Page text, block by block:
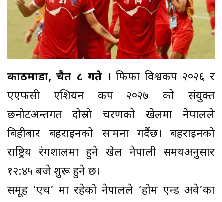
काठमाडौं, चैत ८ गते । फिफा विश्वकप २०२६ र
एएफसी एशियन कप २०२७ को संयुक्त
छनोटअन्तर्गत दोस्रो चरणको खेलमा नेपालले
बिहीबार बहराइनको सामना गर्दैछ। बहराइनको
राष्ट्रिय रंगशालमा हुने खेल नेपाली समयअनुसार
१२:४५ बजे शुरू हुने छ।
समूह ‘एच’ मा रहेको नेपालले ‘होम एन्ड अवे’का